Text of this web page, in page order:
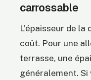
carrossable
L’épaisseur de
coût. Pour une
terrasse, une
généralement. Si